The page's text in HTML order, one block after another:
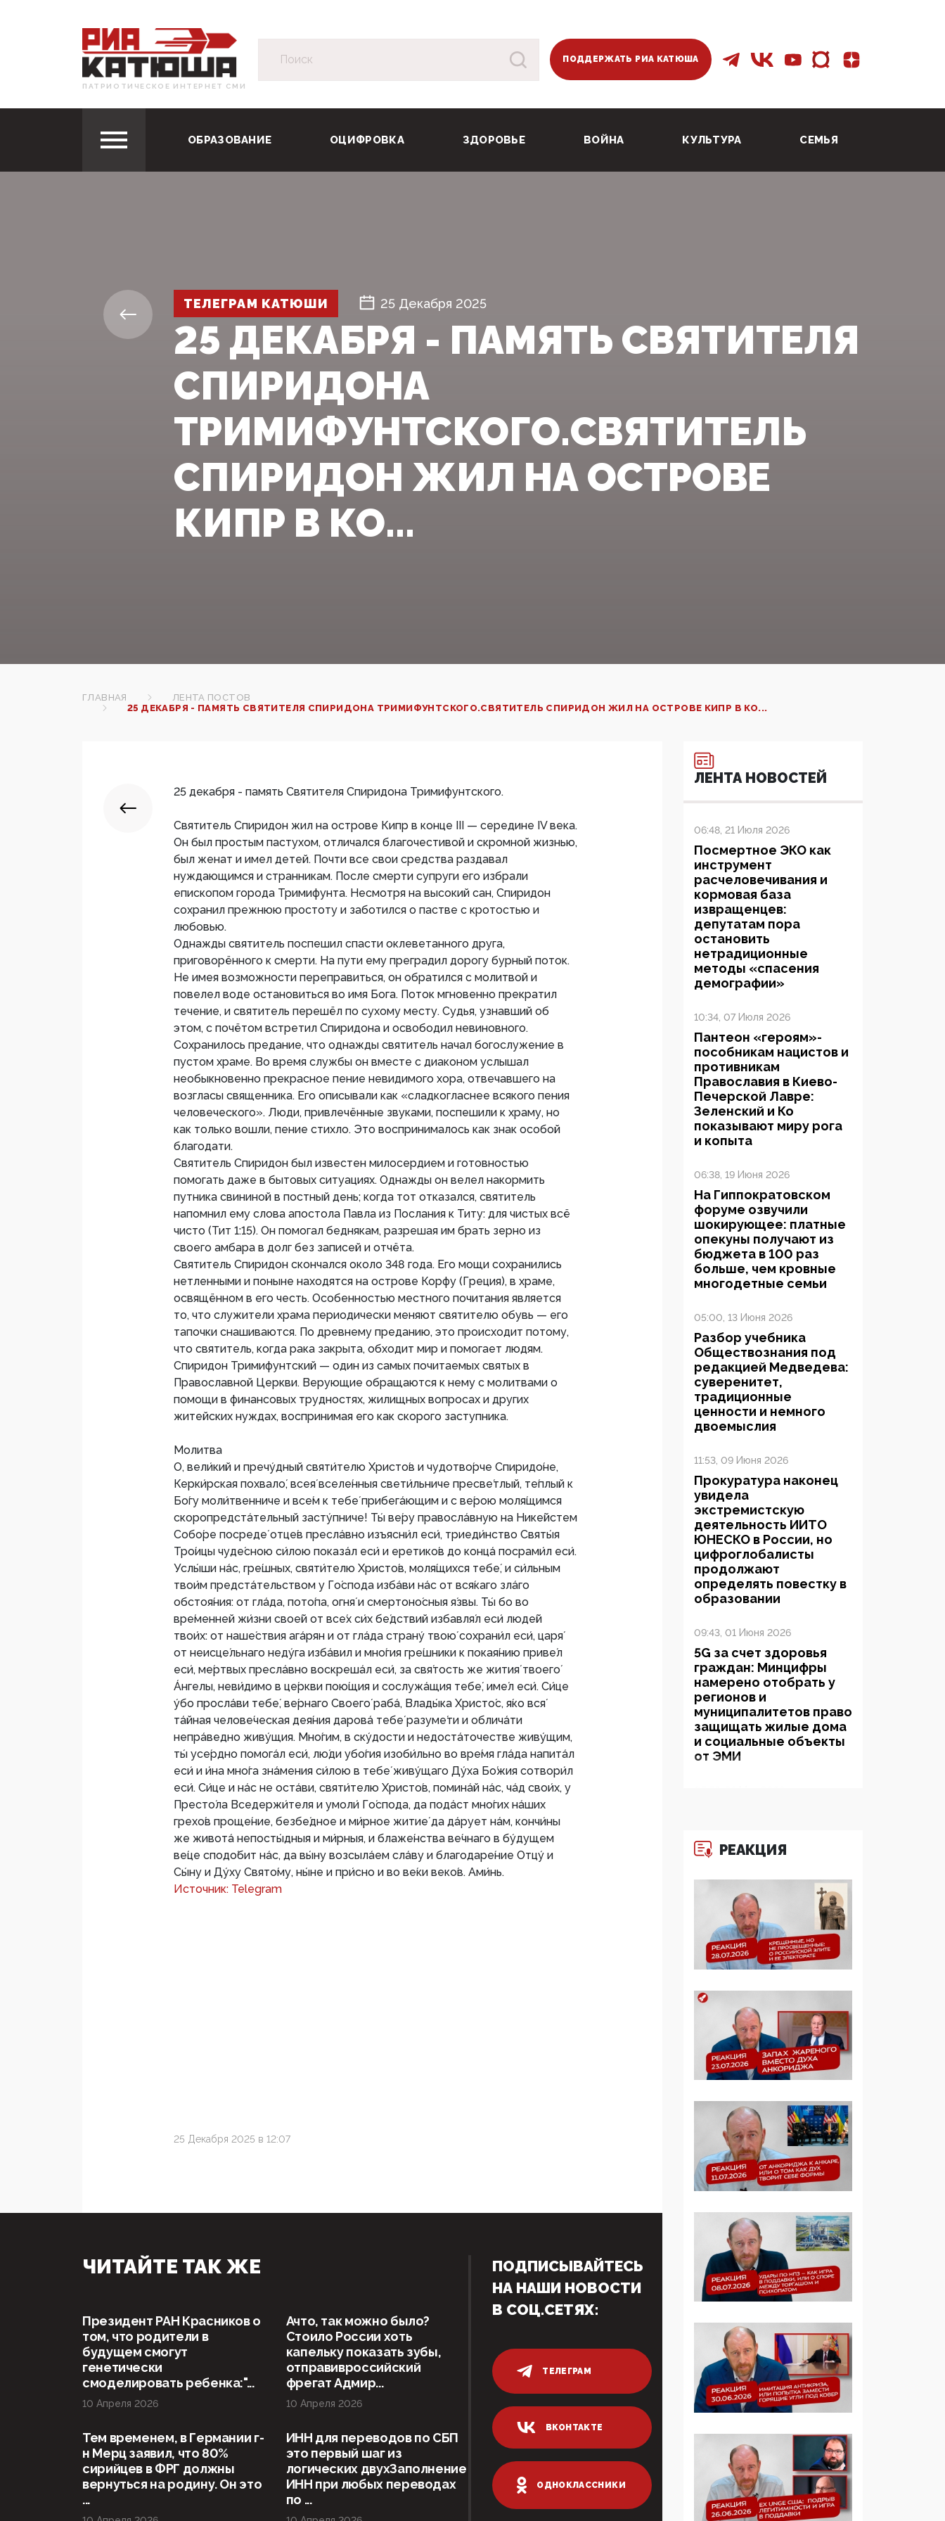
ПАТРИОТИЧЕСКОЕ ИНТЕРНЕТ СМИ
ПОДДЕРЖАТЬ РИА КАТЮША
ОБРАЗОВАНИЕ ОЦИФРОВКА ЗДОРОВЬЕ ВОЙНА КУЛЬТУРА СЕМЬЯ
ТЕЛЕГРАМ КАТЮШИ 25 Декабря 2025
25 ДЕКАБРЯ - ПАМЯТЬ СВЯТИТЕЛЯ
СПИРИДОНА
ТРИМИФУНТСКОГО.СВЯТИТЕЛЬ
СПИРИДОН ЖИЛ НА ОСТРОВЕ
КИПР В КО...
ГЛАВНАЯ
ЛЕНТА ПОСТОВ
25 ДЕКАБРЯ - ПАМЯТЬ СВЯТИТЕЛЯ СПИРИДОНА ТРИМИФУНТСКОГО.СВЯТИТЕЛЬ СПИРИДОН ЖИЛ НА ОСТРОВЕ КИПР В КО...
25 декабря - память Святителя Спиридона Тримифунтского.
Святитель Спиридон жил на острове Кипр в конце III — середине IV века.
Он был простым пастухом, отличался благочестивой и скромной жизнью,
был женат и имел детей. Почти все свои средства раздавал
нуждающимся и странникам. После смерти супруги его избрали
епископом города Тримифунта. Несмотря на высокий сан, Спиридон
сохранил прежнюю простоту и заботился о пастве с кротостью и
любовью.
Однажды святитель поспешил спасти оклеветанного друга,
приговорённого к смерти. На пути ему преградил дорогу бурный поток.
Не имея возможности переправиться, он обратился с молитвой и
повелел воде остановиться во имя Бога. Поток мгновенно прекратил
течение, и святитель перешёл по сухому месту. Судья, узнавший об
этом, с почётом встретил Спиридона и освободил невиновного.
Сохранилось предание, что однажды святитель начал богослужение в
пустом храме. Во время службы он вместе с диаконом услышал
необыкновенно прекрасное пение невидимого хора, отвечавшего на
возгласы священника. Его описывали как «сладкогласнее всякого пения
человеческого». Люди, привлечённые звуками, поспешили к храму, но
как только вошли, пение стихло. Это воспринималось как знак особой
благодати.
Святитель Спиридон был известен милосердием и готовностью
помогать даже в бытовых ситуациях. Однажды он велел накормить
путника свининой в постный день; когда тот отказался, святитель
напомнил ему слова апостола Павла из Послания к Титу: для чистых всё
чисто (Тит 1:15). Он помогал беднякам, разрешая им брать зерно из
своего амбара в долг без записей и отчёта.
Святитель Спиридон скончался около 348 года. Его мощи сохранились
нетленными и поныне находятся на острове Корфу (Греция), в храме,
освящённом в его честь. Особенностью местного почитания является
то, что служители храма периодически меняют святителю обувь — его
тапочки снашиваются. По древнему преданию, это происходит потому,
что святитель, когда рака закрыта, обходит мир и помогает людям.
Спиридон Тримифунтский — один из самых почитаемых святых в
Православной Церкви. Верующие обращаются к нему с молитвами о
помощи в финансовых трудностях, жилищных вопросах и других
житейских нуждах, воспринимая его как скорого заступника.
Молитва
О, вели́кий и пречу́дный святи́телю Христо́в и чудотво́рче Спиридо́не,
Керки́рская похвало́, всея́ вселе́нныя свети́льниче пресве́тлый, те́плый к
Бо́гу моли́твенниче и все́м к тебе́ прибега́ющим и с ве́рою моля́щимся
скоропредста́тельный засту́пниче! Ты́ ве́ру правосла́вную на Нике́йстем
Собо́ре посреде́ отце́в пресла́вно изъясни́л еси́, триеди́нство Святы́я
Тро́ицы чуде́сною си́лою показа́л еси́ и еретико́в до конца́ посрами́л еси́.
Услы́ши на́с, гре́шных, святи́телю Христо́в, моля́щихся тебе́, и си́льным
твои́м предста́тельством у Го́спода изба́ви на́с от вся́каго зла́го
обстоя́ния: от гла́да, пото́па, огня́ и смертоно́сныя я́звы. Ты́ бо во
вре́менней жи́зни свое́й от все́х си́х бе́дствий избавля́л еси́ люде́й
твои́х: от наше́ствия ага́рян и от гла́да страну́ твою́ сохрани́л еси́, царя́
от неисце́льнаго неду́га изба́вил и мно́гия гре́шники к покая́нию приве́л
еси́, ме́ртвых пресла́вно воскреша́л еси́, за свя́тость же жития́ твоего́
А́нгелы, неви́димо в це́ркви пою́щия и сослужа́щия тебе́, име́л еси́. Си́це
у́бо просла́ви тебе́, ве́рнаго Своего́ раба́, Влады́ка Христо́с, я́ко вся́
та́йная челове́ческая дея́ния дарова́ тебе́ разуме́ти и облича́ти
непра́ведно живу́щия. Мно́гим, в ску́дости и недоста́точестве живу́щим,
ты́ усе́рдно помога́л еси́, лю́ди убо́гия изоби́льно во вре́мя гла́да напита́л
еси́ и и́на мно́га зна́мения си́лою в тебе́ живу́щаго Ду́ха Бо́жия сотвори́л
еси́. Си́це и на́с не оста́ви, святи́телю Христо́в, помина́й на́с, ча́д свои́х, у
Престо́ла Вседержи́теля и умоли́ Го́спода, да пода́ст мно́гих на́ших
грехо́в проще́ние, безбе́дное и ми́рное житие́ да да́рует на́м, кончи́ны
же живота́ непосты́дныя и ми́рныя, и блаже́нства ве́чнаго в бу́дущем
ве́це сподо́бит на́с, да вы́ну возсыла́ем сла́ву и благодаре́ние Отцу́ и
Сы́ну и Ду́ху Свято́му, ны́не и при́сно и во ве́ки веко́в. Ами́нь.
Источник: Telegram
25 Декабря 2025 в 12:07
ЛЕНТА НОВОСТЕЙ
06:48, 21 Июля 2026
Посмертное ЭКО как
инструмент
расчеловечивания и
кормовая база
извращенцев:
депутатам пора
остановить
нетрадиционные
методы «спасения
демографии»
10:34, 07 Июля 2026
Пантеон «героям»-
пособникам нацистов и
противникам
Православия в Киево-
Печерской Лавре:
Зеленский и Ко
показывают миру рога
и копыта
06:38, 19 Июня 2026
На Гиппократовском
форуме озвучили
шокирующее: платные
опекуны получают из
бюджета в 100 раз
больше, чем кровные
многодетные семьи
05:00, 13 Июня 2026
Разбор учебника
Обществознания под
редакцией Медведева:
суверенитет,
традиционные
ценности и немного
двоемыслия
11:53, 09 Июня 2026
Прокуратура наконец
увидела
экстремистскую
деятельность ИИТО
ЮНЕСКО в России, но
цифроглобалисты
продолжают
определять повестку в
образовании
09:43, 01 Июня 2026
5G за счет здоровья
граждан: Минцифры
намерено отобрать у
регионов и
муниципалитетов право
защищать жилые дома
и социальные объекты
от ЭМИ
деструктивным и
опасным контентом
Манифест против
семьи и традиционных
ценностей: «Новые
люди» поднимают
электорат феминисток
мужчинами-«бабуинам
05:08, 15 Мая 2026
Эзотерика,
инфоцыганство и
защиты традиционных
ценностей: кто и с чем
выступал на форуме
«Россия 809. Традиции
будущего»
Симулякр патриотизма
и благолепия:
профилактика негатива
среди молодежи снова
отдана на откуп
«движперам»
03:35, 25 Апреля 2026
120 лет
парламентаризма: как
институт
народовластия
превратился в «чего
Правительства и АП
06:29, 15 Апреля 2026
Социальный фонд
России – пионер
РЕАКЦИЯ
ЧИТАЙТЕ ТАК ЖЕ
Президент РАН Красников о
том, что родители в
будущем смогут
генетически
смоделировать ребенка:"...
10 Апреля 2026
Ачто, так можно было?
Стоило России хоть
капельку показать зубы,
отправивроссийский
фрегат Адмир...
10 Апреля 2026
Тем временем, в Германии г-
н Мерц заявил, что 80%
сирийцев в ФРГ должны
вернуться на родину. Он это
...
ИНН для переводов по СБП
это первый шаг из
логических двухЗаполнение
ИНН при любых переводах
по ...
ПОДПИСЫВАЙТЕСЬ
НА НАШИ НОВОСТИ
В СОЦ.СЕТЯХ:
ТЕЛЕГРАМ
ВКОНТАКТЕ
ОДНОКЛАССНИКИ